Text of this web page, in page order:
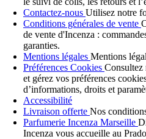
Contactez-nous Utilisez notre
Conditions générales de vente
de vente d'Incenza :
garanties.
Mentions légales Mentions
Préférences Cookies Consultez
et gérez vos préférences
d’informations, droits et
Accessibilité
Livraison offerte Nos
Parfumerie Incenza Marseille
Incenza vous accueille au